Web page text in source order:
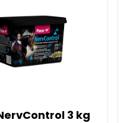
3 kg